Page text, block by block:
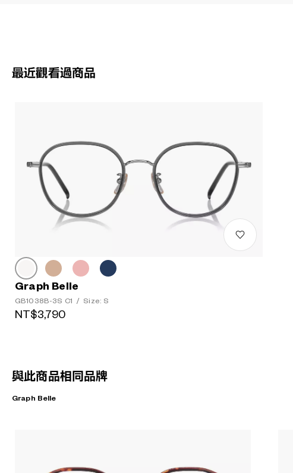
最近觀看過商品
Graph Belle
GB1038B-3S C1 / Size: S
NT$3,790
與此商品相同品牌
Graph Belle